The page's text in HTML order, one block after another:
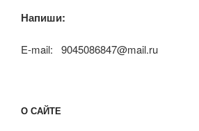
Напиши:
E-mail: 9045086847@mail.ru
О САЙТЕ